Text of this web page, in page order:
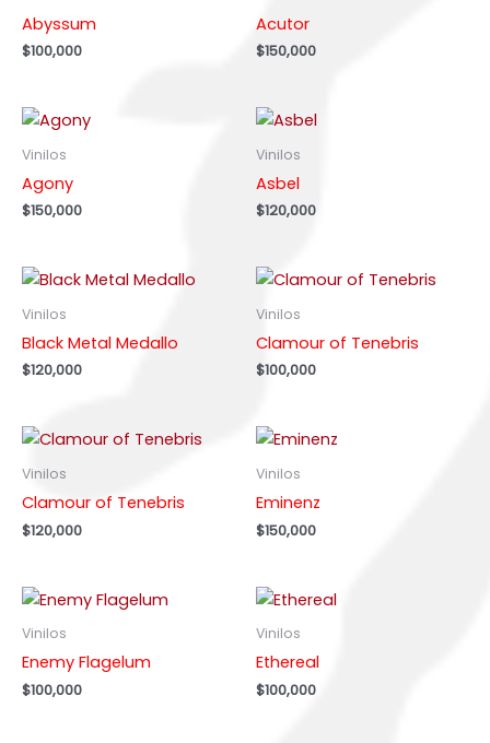
Abyssum
$100,000
Acutor
$150,000
Vinilos
Agony
$150,000
Vinilos
Asbel
$120,000
Vinilos
Black Metal Medallo
$120,000
Vinilos
Clamour of Tenebris
$100,000
Vinilos
Clamour of Tenebris
$120,000
Vinilos
Eminenz
$150,000
Vinilos
Enemy Flagelum
$100,000
Vinilos
Ethereal
$100,000